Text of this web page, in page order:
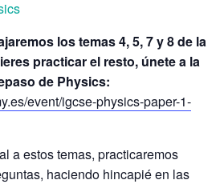
los temas 4, 5, 7 y 8 de la
practicar el resto, únete a la
de Physics:
event/igcse-physics-paper-1-
a estos temas, practicaremos
haciendo hincapié en las